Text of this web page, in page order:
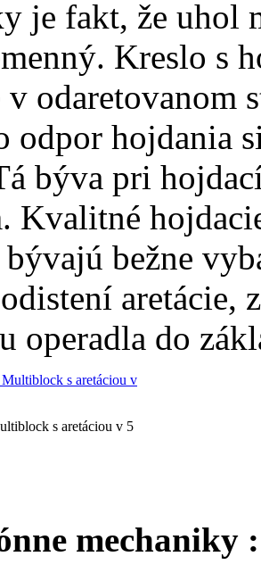
je fakt, že uhol
Kreslo s
odaretovanom
odpor hojdania
býva pri
Kvalitné
bežne
aretácie,
operadla do
s aretáciou v 5
mechaniky :